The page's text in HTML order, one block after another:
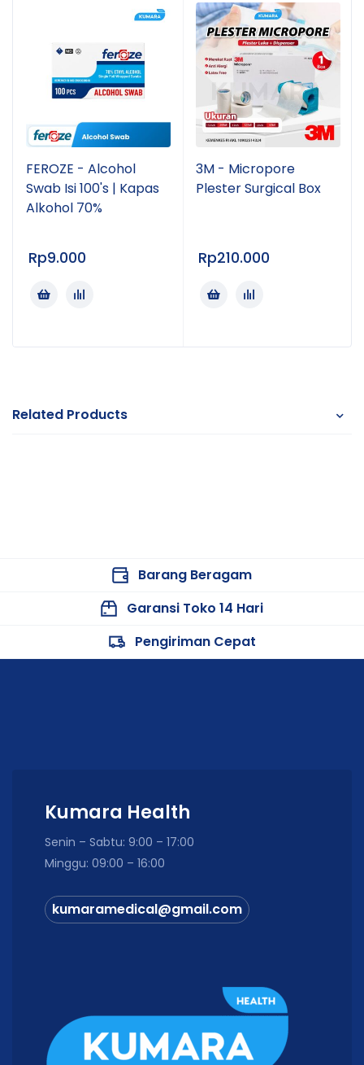
FEROZE - Alcohol
Swab Isi 100's | Kapas
Alkohol 70%
Rp9.000
3M - Micropore
Plester Surgical Box
Rp210.000
Related Products
Barang Beragam
Garansi Toko 14 Hari
Pengiriman Cepat
Kumara Health
Senin – Sabtu: 9:00 – 17:00
Minggu: 09:00 – 16:00
kumaramedical@gmail.com